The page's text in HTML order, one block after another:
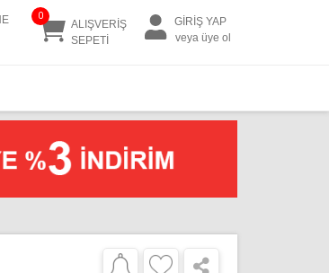
0
ALIŞVERİŞ
SEPETİ
GİRİŞ YAP
veya üye ol